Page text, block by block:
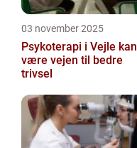
03 november 2025
Psykoterapi i Vejle kan
være vejen til bedre
trivsel